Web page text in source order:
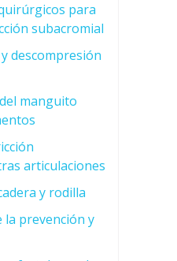
para
subacromial
descompresión
manguito
articulaciones
y rodilla
la prevención y